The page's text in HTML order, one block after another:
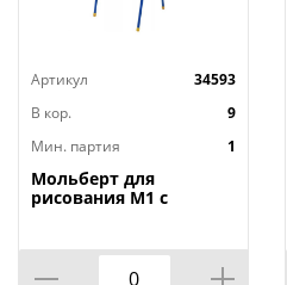
Артикул
34593
В кор.
9
Мин. партия
1
Мольберт для
рисования М1 с